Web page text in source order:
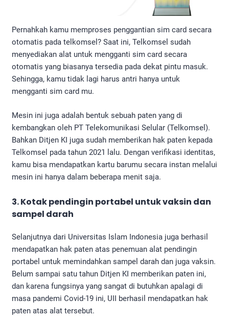
Pernahkah kamu memproses penggantian sim card secara
otomatis pada telkomsel? Saat ini, Telkomsel sudah
menyediakan alat untuk mengganti sim card secara
otomatis yang biasanya tersedia pada dekat pintu masuk.
Sehingga, kamu tidak lagi harus antri hanya untuk
mengganti sim card mu.
Mesin ini juga adalah bentuk sebuah paten yang di
kembangkan oleh PT Telekomunikasi Selular (Telkomsel).
Bahkan Ditjen KI juga sudah memberikan hak paten kepada
Telkomsel pada tahun 2021 lalu. Dengan verifikasi identitas,
kamu bisa mendapatkan kartu barumu secara instan melalui
mesin ini hanya dalam beberapa menit saja.
3. Kotak pendingin portabel untuk vaksin dan
sampel darah
Selanjutnya dari Universitas Islam Indonesia juga berhasil
mendapatkan hak paten atas penemuan alat pendingin
portabel untuk memindahkan sampel darah dan juga vaksin.
Belum sampai satu tahun Ditjen KI memberikan paten ini,
dan karena fungsinya yang sangat di butuhkan apalagi di
masa pandemi Covid-19 ini, UII berhasil mendapatkan hak
paten atas alat tersebut.